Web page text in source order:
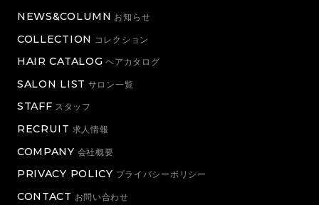
NEWS&COLUMN お知らせ
COLLECTION コレクション
HAIR CATALOG ヘアカタログ
SALON LIST サロン一覧
STAFF スタッフ
RECRUIT 求人情報
COMPANY 会社概要
PRIVACY POLICY プライバシーポリシー
CONTACT お問い合わせ